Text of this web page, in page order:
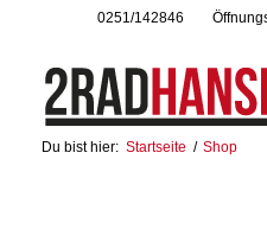
0251/142846
Du bist hier: Startseite / Shop